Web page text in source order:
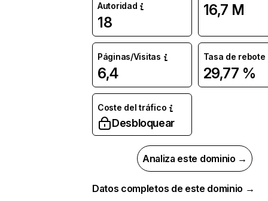
Autoridad
18
16,7 M
Páginas/Visitas
6,4
Tasa de rebote
29,77 %
Coste del tráfico
Desbloquear
Analiza este dominio →
Datos completos de este dominio →